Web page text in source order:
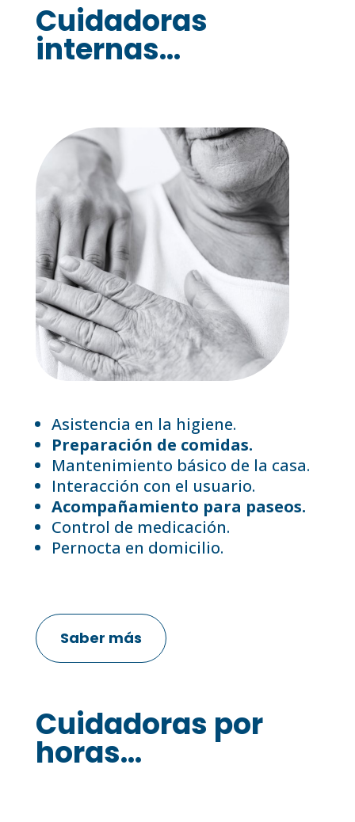
Cuidadoras
internas...
Asistencia en la higiene.
Preparación de comidas.
Mantenimiento básico de la casa.
Interacción con el usuario.
Acompañamiento para paseos.
Control de medicación.
Pernocta en domicilio.
Saber más
Cuidadoras por
horas...